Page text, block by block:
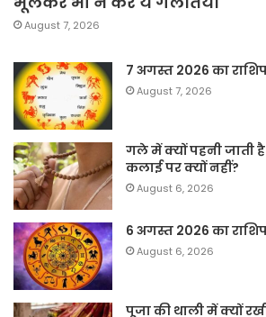
August 7, 2026
7 अगस्त 2026 का
August 7, 2026
गले में क्यों पहनी जाती
कलाई पर क्यों नहीं?
August 6, 2026
6 अगस्त 2026 का
August 6, 2026
पूजा की थाली में क्यों